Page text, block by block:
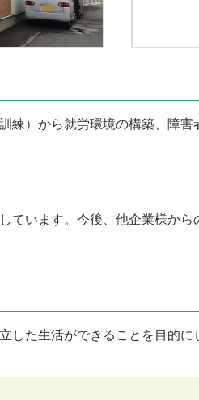
）から就労環境の構築、障害
ています。今後、他企業様か
た生活ができることを目的に